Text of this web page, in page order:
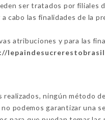
ser tratados por filiales
cabo las finalidades de la
atribuciones y para las
realizados, ningún método
podemos garantizar una